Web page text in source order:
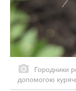
Городники
допомогою